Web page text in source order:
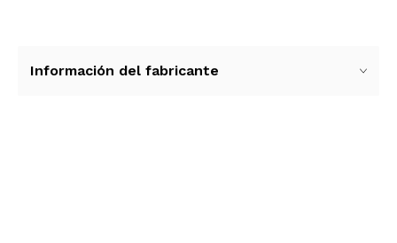
cualquier entusiasta de las figuras de acción y
Información del fabricante